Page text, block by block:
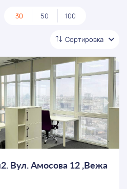
30 50 100
Сортировка
Вул. Амосова 12 ,Вежа